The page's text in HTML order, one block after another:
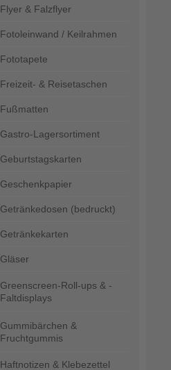
Flyer & Falzflyer
Fotoleinwand / Keilrahmen
Fototapete
Freizeit- & Reisetaschen
Fußmatten
Gastro-Lagersortiment
Geburtstagskarten
Geschenkpapier
Getränkedosen (bedruckt)
Getränkekarten
Gläser
Greenscreen-Roll-ups & -
Faltdisplays
Gummibärchen &
Fruchtgummis
Haftnotizen & Klebezettel